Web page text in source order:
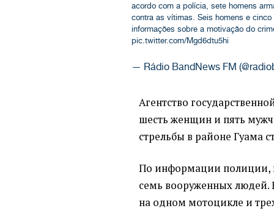
acordo com a polícia, sete homens
contra as vítimas. Seis homens e
informações sobre a motivação do
pic.twitter.com/Mgd6dtu5hi
— Rádio BandNews FM
Агентство
шесть женщин и пять
стрельбы в районе Гуама
По информации полиции,
семь вооруженных
на одном мотоцикле и